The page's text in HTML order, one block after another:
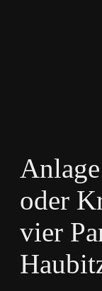
oder
vier